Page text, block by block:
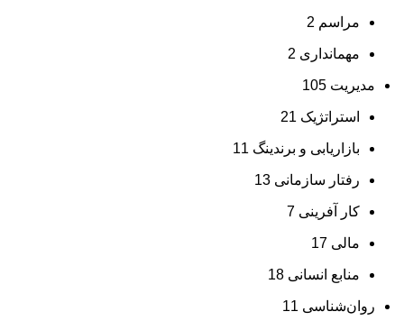
مراسم 2
مهمانداری 2
مدیریت 105
استراتژیک 21
بازاریابی و برندینگ 11
رفتار سازمانی 13
کار آفرینی 7
مالی 17
منابع انسانی 18
روان‌شناسی 11